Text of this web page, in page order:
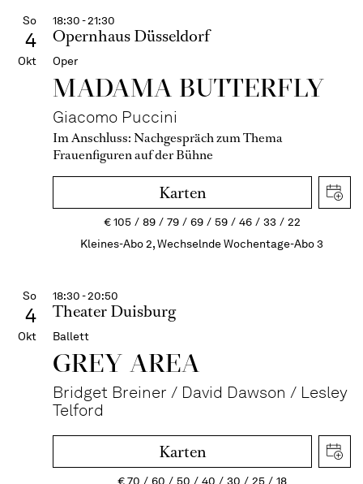
So
4
Okt
18:30 - 21:30
Opernhaus Düsseldorf
Oper
MADAMA BUTTER­FLY
Giacomo Puccini
Im Anschluss:Nachgespräch zum Thema
Frauenfiguren auf der Bühne
Karten
€105 89 79 69 59 46 33
22
Kleines-Abo 2, Wechselnde Wochentage-Abo 3
So
4
Okt
18:30 - 20:50
Theater Duisburg
Ballett
GREY AREA
Bridget Breiner / David Dawson / Lesley
Telford
Karten
€70 60 50 40 30 25
18